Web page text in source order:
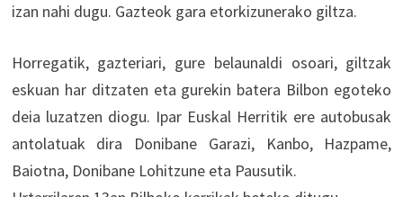
izan nahi dugu. Gazteok gara etorkizunerako giltza.
Horregatik, gazteriari, gure belaunaldi osoari, giltzak
eskuan har ditzaten eta gurekin batera Bilbon egoteko
deia luzatzen diogu. Ipar Euskal Herritik ere autobusak
antolatuak dira Donibane Garazi, Kanbo, Hazpame,
Baiotna, Donibane Lohitzune eta Pausutik.